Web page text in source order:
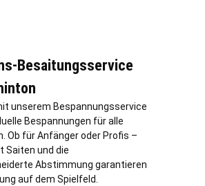
Besaitungsservice
unserem Bespannungsservice
Bespannungen für alle
Ob für Anfänger oder Profis –
Saiten und die
Abstimmung garantieren
auf dem Spielfeld.